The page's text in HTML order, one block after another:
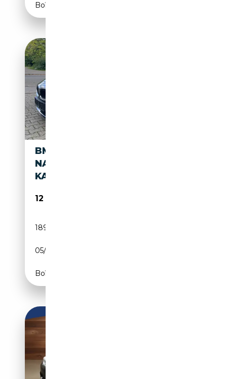
Boîte automatique
BMW 418 418D GRAN COUPÉ,
NAVI, XENON,
KAMERA,VOLLLERDER
12 400€
189 000 km
05/2014
Boîte manuelle